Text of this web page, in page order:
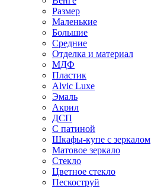
Размер
Маленькие
Большие
Средние
Отделка и материал
МДФ
Пластик
Alvic Luxe
Эмаль
Акрил
ДСП
С патиной
Шкафы-купе с зеркалом
Матовое зеркало
Стекло
Цветное стекло
Пескоструй